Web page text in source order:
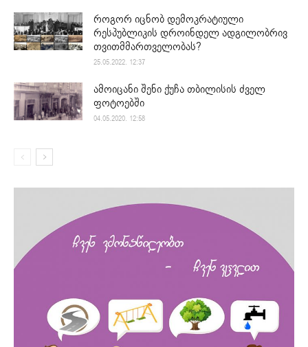
როგორ იცნობ დემოკრატიული
რესპუბლიკის დროინდელ ადგილობრივ
თვითმმართველობას?
25.05.2022. 12:37
ამოიცანი შენი ქუჩა თბილისის ძველ
ფოტოებში
04.05.2020. 12:58